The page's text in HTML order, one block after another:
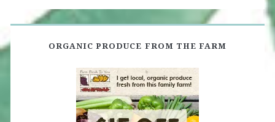
ORGANIC PRODUCE FROM THE FARM